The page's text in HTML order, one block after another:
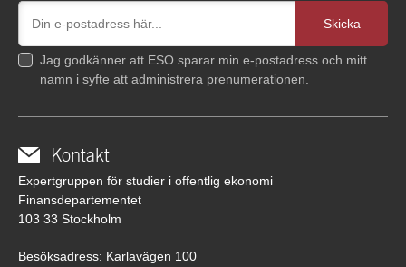
Jag godkänner att ESO sparar min e-postadress och mitt
namn i syfte att administrera prenumerationen.
Kontakt
Expertgruppen för studier i offentlig ekonomi
Finansdepartementet
103 33 Stockholm
Besöksadress: Karlavägen 100